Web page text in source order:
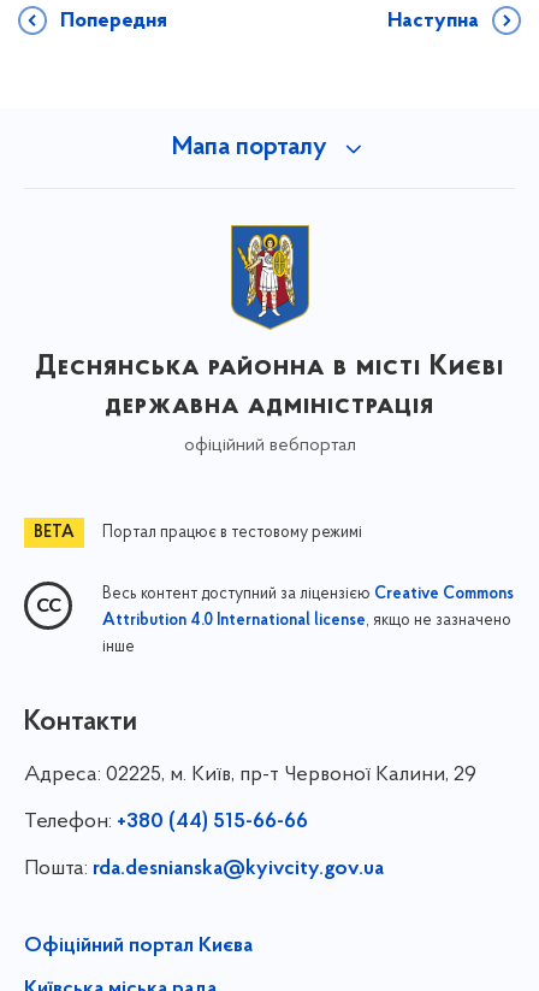
Попередня Наступна
Мапа порталу
Деснянська районна в місті Києві
державна адміністрація
офіційний вебпортал
Портал працює в тестовому режимі
Весь контент доступний за ліцензією Creative Commons
Attribution 4.0 International license, якщо не зазначено
інше
Контакти
Адреса: 02225, м. Київ, пр-т Червоної Калини, 29
Телефон: +380 (44) 515-66-66
Пошта: rda.desnianska@kyivcity.gov.ua
Офіційний портал Києва